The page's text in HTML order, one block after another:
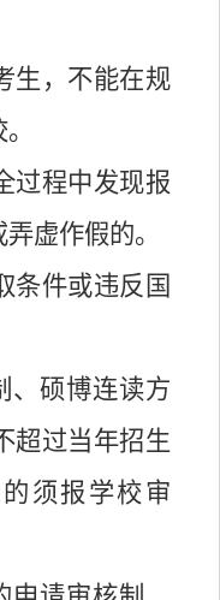
生，不能在规
过程中发现报
虚作假的。
条件或违反国
、硕博连读方
超过当年招生
须报学校审